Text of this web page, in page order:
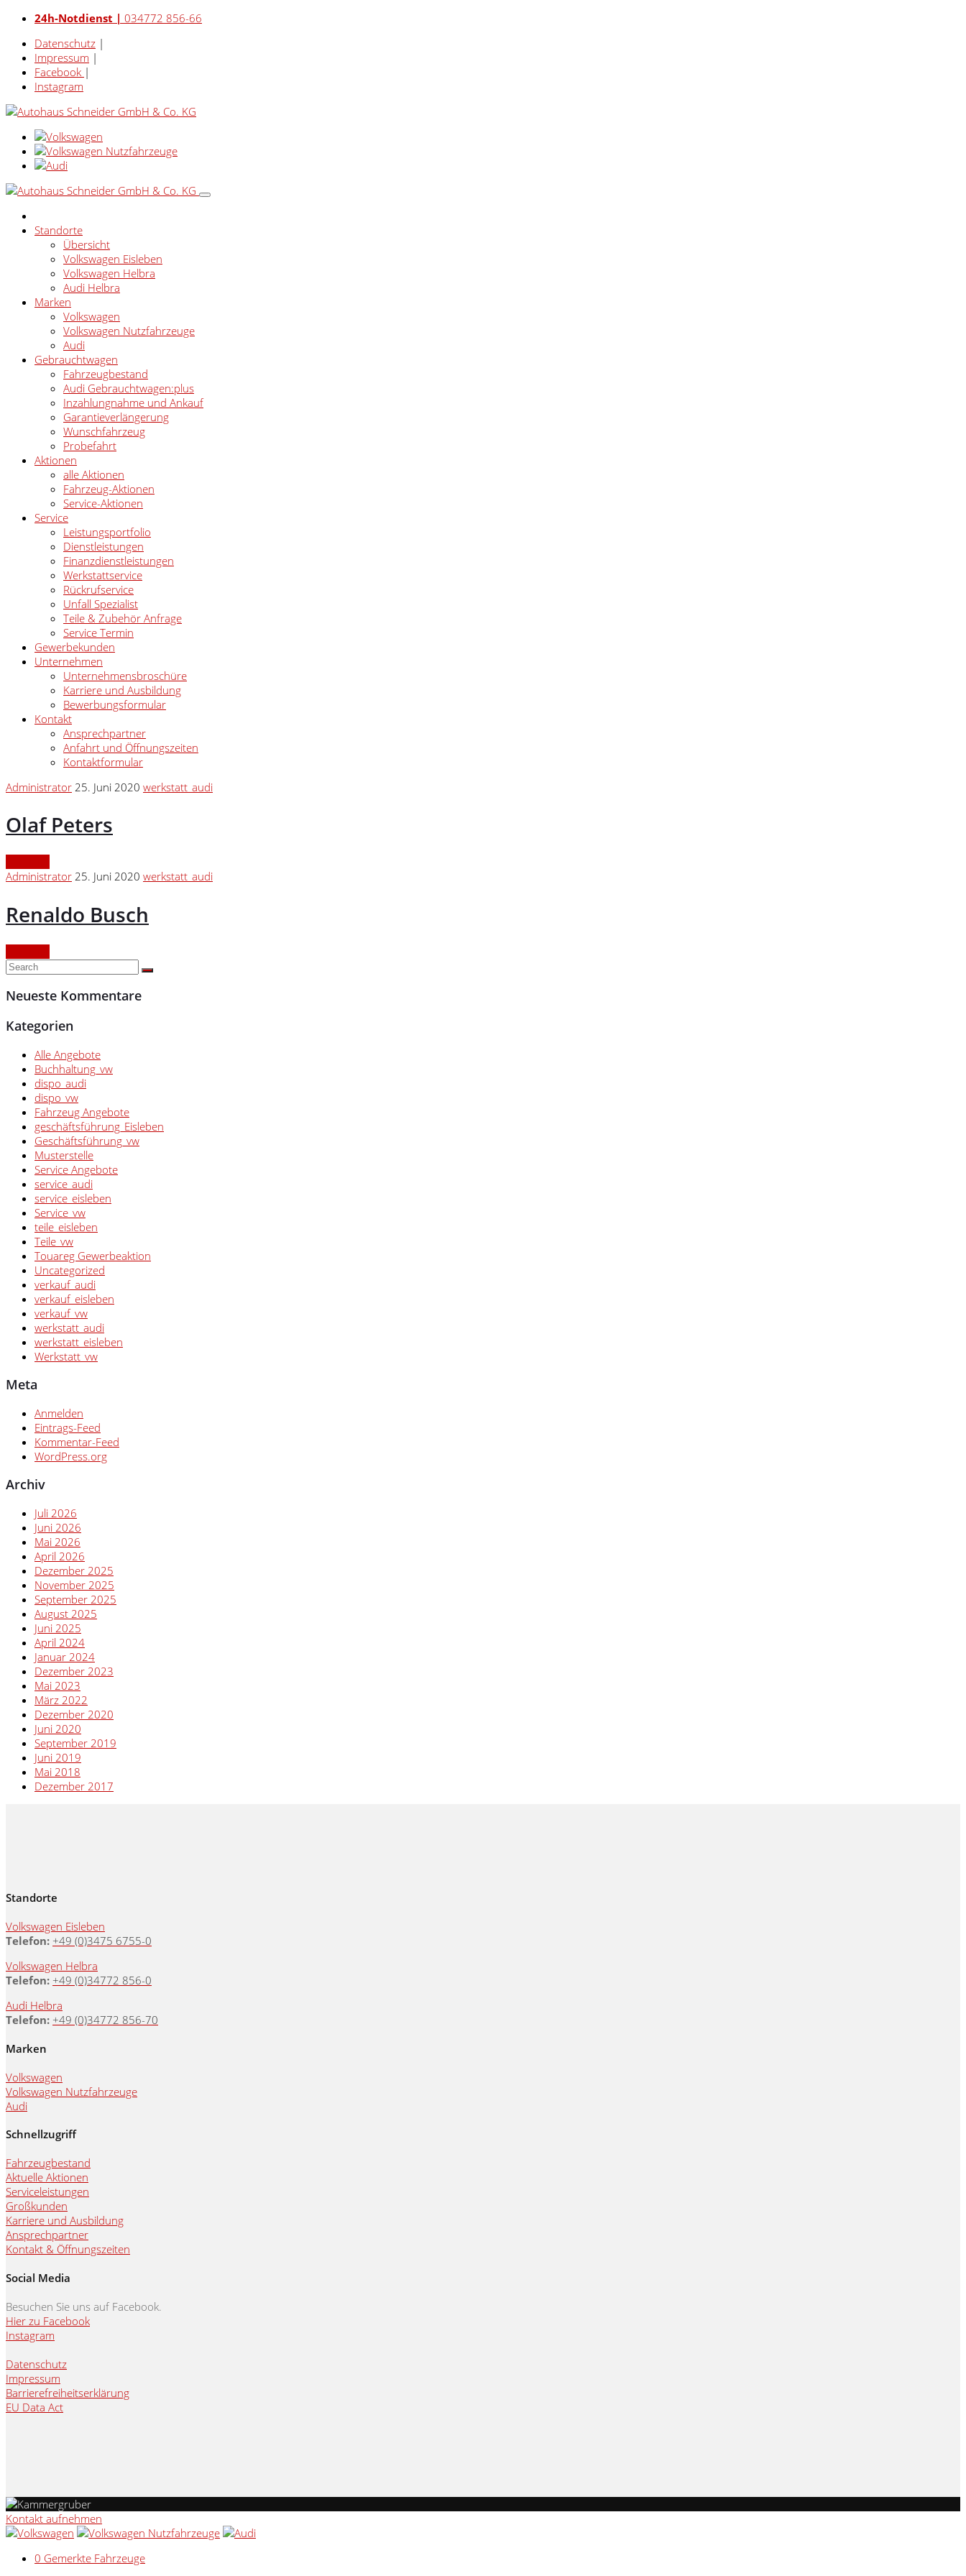
24h-Notdienst | 034772 856-66
Datenschutz |
Impressum |
Facebook |
Instagram
Standorte
Übersicht
Volkswagen Eisleben
Volkswagen Helbra
Audi Helbra
Marken
Volkswagen
Volkswagen Nutzfahrzeuge
Audi
Gebrauchtwagen
Fahrzeugbestand
Audi Gebrauchtwagen:plus
Inzahlungnahme und Ankauf
Garantieverlängerung
Wunschfahrzeug
Probefahrt
Aktionen
alle Aktionen
Fahrzeug-Aktionen
Service-Aktionen
Service
Leistungsportfolio
Dienstleistungen
Finanzdienstleistungen
Werkstattservice
Rückrufservice
Unfall Spezialist
Teile & Zubehör Anfrage
Service Termin
Gewerbekunden
Unternehmen
Unternehmensbroschüre
Karriere und Ausbildung
Bewerbungsformular
Kontakt
Ansprechpartner
Anfahrt und Öffnungszeiten
Kontaktformular
Administrator 25. Juni 2020 werkstatt_audi
Olaf Peters
Administrator 25. Juni 2020 werkstatt_audi
Renaldo Busch
Neueste Kommentare
Kategorien
Alle Angebote
Buchhaltung_vw
dispo_audi
dispo_vw
Fahrzeug Angebote
geschäftsführung_Eisleben
Geschäftsführung_vw
Musterstelle
Service Angebote
service_audi
service_eisleben
Service_vw
teile_eisleben
Teile_vw
Touareg Gewerbeaktion
Uncategorized
verkauf_audi
verkauf_eisleben
verkauf_vw
werkstatt_audi
werkstatt_eisleben
Werkstatt_vw
Meta
Anmelden
Eintrags-Feed
Kommentar-Feed
WordPress.org
Archiv
Juli 2026
Juni 2026
Mai 2026
April 2026
Dezember 2025
November 2025
September 2025
August 2025
Juni 2025
April 2024
Januar 2024
Dezember 2023
Mai 2023
März 2022
Dezember 2020
Juni 2020
September 2019
Juni 2019
Mai 2018
Dezember 2017
Standorte
Volkswagen Eisleben
Telefon: +49 (0)3475 6755-0
Volkswagen Helbra
Telefon: +49 (0)34772 856-0
Audi Helbra
Telefon: +49 (0)34772 856-70
Marken
Volkswagen
Volkswagen Nutzfahrzeuge
Audi
Schnellzugriff
Fahrzeugbestand
Aktuelle Aktionen
Serviceleistungen
Großkunden
Karriere und Ausbildung
Ansprechpartner
Kontakt & Öffnungszeiten
Social Media
Besuchen Sie uns auf Facebook.
Hier zu Facebook
Instagram
Datenschutz
Impressum
Barrierefreiheitserklärung
EU Data Act
Kontakt aufnehmen
0 Gemerkte Fahrzeuge